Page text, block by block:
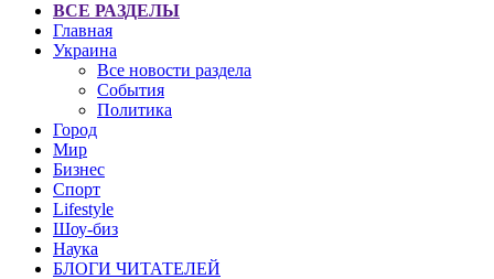
ВСЕ РАЗДЕЛЫ
Главная
Украина
Все новости раздела
События
Политика
Город
Мир
Бизнес
Спорт
Lifestyle
Шоу-биз
Наука
БЛОГИ ЧИТАТЕЛЕЙ